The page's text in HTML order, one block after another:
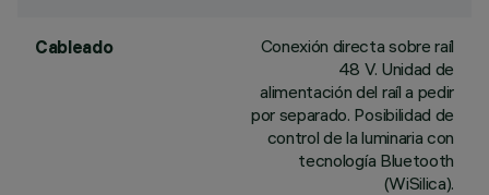
Cableado
Conexión directa sobre raíl
48 V. Unidad de
alimentación del raíl a pedir
por separado. Posibilidad de
control de la luminaria con
tecnología Bluetooth
(WiSilica).